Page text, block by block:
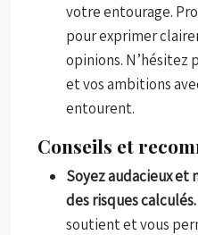
votre entourage.
pour exprimer
opinions. N’hésitez
et vos ambitions
entourent.
Conseils et
Soyez audacieux et
des risques calculés.
soutient et vous